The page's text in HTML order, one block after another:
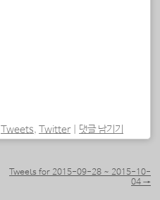
Tweets, Twitter 댓글 남기기
Tweets for 2015-09-28 ~ 2015-10-
04 →